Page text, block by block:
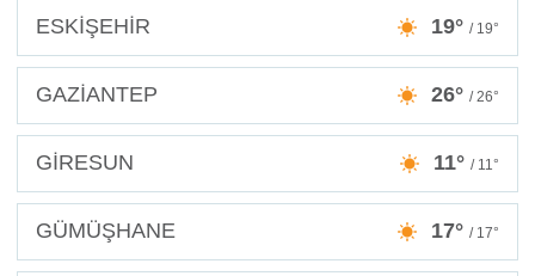
ESKİŞEHİR 19° / 19°
GAZİANTEP 26° / 26°
GİRESUN 11° / 11°
GÜMÜŞHANE 17° / 17°